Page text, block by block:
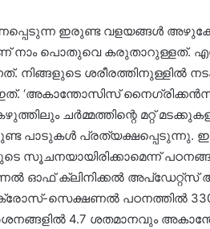
ഇരുണ്ട വളയങ്ങൾ
നാം പൊതുവെ കരുതാറുള്ളത്.
നിങ്ങളുടെ ശരീരത്തിനുള്ളിൽ
ഇത്. ‘അകാന്തോസിസ്
ചർമ്മത്തിന്റെ മറ്റ്
പാടുകൾ പ്രത്യക്ഷപ്പെടുന്നു. ഇത്
സൂചനയായിരിക്കാമെന്ന്
ഓഫ് ക്ലിനിക്കൽ
ക്രോസ്-സെക്ഷണൽ പഠനത്തിൽ
4.7 ശതമാനവും